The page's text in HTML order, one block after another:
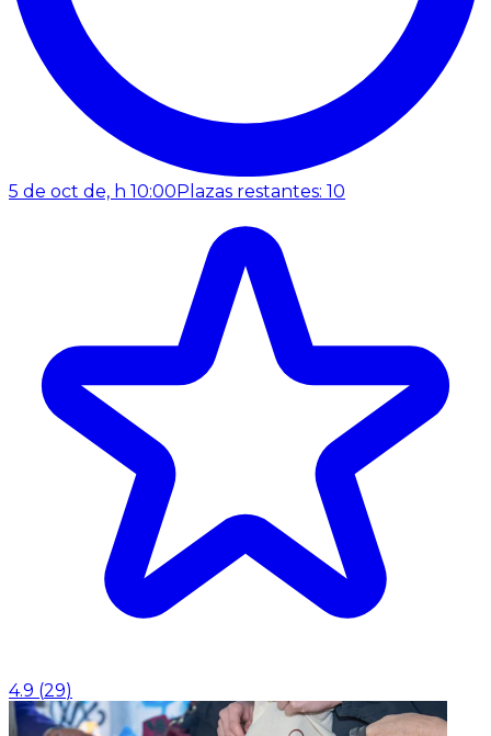
5 de oct de, h 10:00Plazas restantes: 10
4.9 (29)